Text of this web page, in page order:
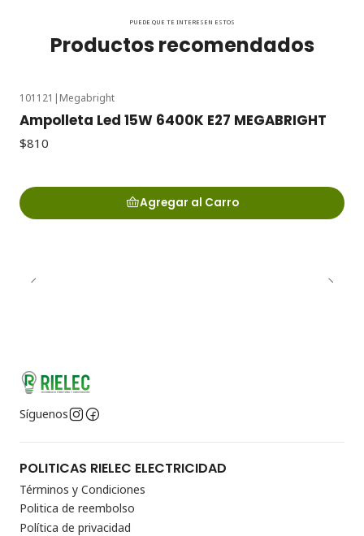
PUEDE QUE TE INTERESEN ESTOS
Productos recomendados
101121 | Megabright
Ampolleta Led 15W 6400K E27 MEGABRIGHT
$810
Agregar al Carro
Síguenos
POLITICAS RIELEC ELECTRICIDAD
Términos y Condiciones
Politica de reembolso
Política de privacidad